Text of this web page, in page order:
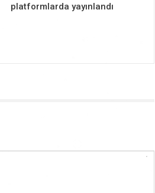
platformlarda yayınlandı